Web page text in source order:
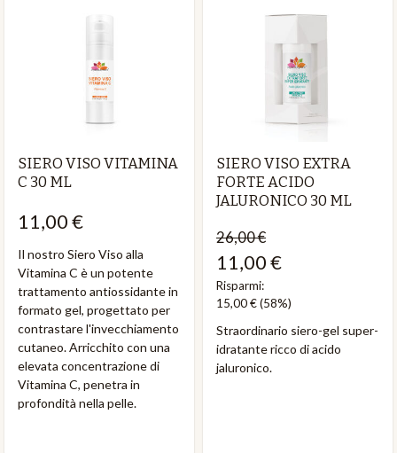
SIERO VISO VITAMINA
C 30 ML
11,00 €
Il nostro Siero Viso alla
Vitamina C è un potente
trattamento antiossidante in
formato gel, progettato per
contrastare l'invecchiamento
cutaneo. Arricchito con una
elevata concentrazione di
Vitamina C, penetra in
profondità nella pelle.
SIERO VISO EXTRA
FORTE ACIDO
JALURONICO 30 ML
26,00 €
11,00 €
Risparmi:
15,00 €(58%)
Straordinario siero-gel super-
idratante ricco di acido
jaluronico.